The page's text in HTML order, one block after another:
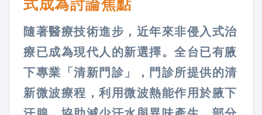
式成為討論焦點
隨著醫療技術進步，近年來非侵入式治
療已成為現代人的新選擇。全台已有腋
下專業「清新門診」，門診所提供的清
新微波療程，利用微波熱能作用於腋下